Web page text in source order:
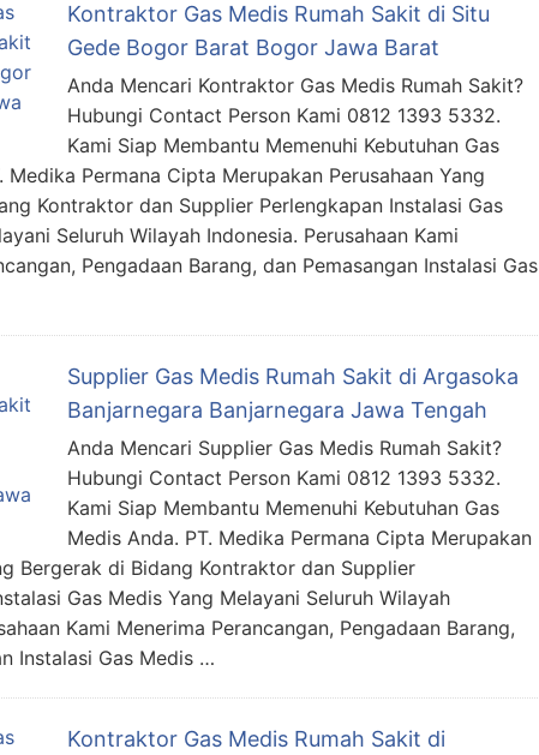
Kontraktor Gas Medis Rumah Sakit di Situ
Gede Bogor Barat Bogor Jawa Barat
Anda Mencari Kontraktor Gas Medis Rumah Sakit?
Hubungi Contact Person Kami 0812 1393 5332.
Kami Siap Membantu Memenuhi Kebutuhan Gas
Medika Permana Cipta Merupakan Perusahaan Yang
Kontraktor dan Supplier Perlengkapan Instalasi Gas
Seluruh Wilayah Indonesia. Perusahaan Kami
Pengadaan Barang, dan Pemasangan Instalasi Gas
Supplier Gas Medis Rumah Sakit di Argasoka
Banjarnegara Banjarnegara Jawa Tengah
Anda Mencari Supplier Gas Medis Rumah Sakit?
Hubungi Contact Person Kami 0812 1393 5332.
Kami Siap Membantu Memenuhi Kebutuhan Gas
Medis Anda. PT. Medika Permana Cipta Merupakan
Bergerak di Bidang Kontraktor dan Supplier
Gas Medis Yang Melayani Seluruh Wilayah
Kami Menerima Perancangan, Pengadaan Barang,
Instalasi Gas Medis …
Kontraktor Gas Medis Rumah Sakit di